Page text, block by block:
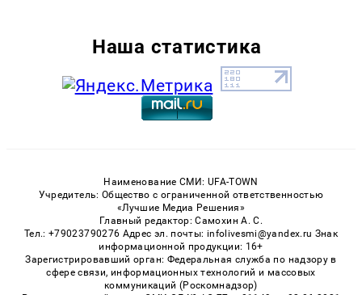
Наша статистика
Наименование СМИ: UFA-TOWN
Учредитель: Общество с ограниченной ответственностью
«Лучшие Медиа Решения»
Главный редактор: Самохин А. С.
Тел.: +79023790276 Адрес эл. почты: infolivesmi@yandex.ru Знак
информационной продукции: 16+
Зарегистрировавший орган: Федеральная служба по надзору в
сфере связи, информационных технологий и массовых
коммуникаций (Роскомнадзор)